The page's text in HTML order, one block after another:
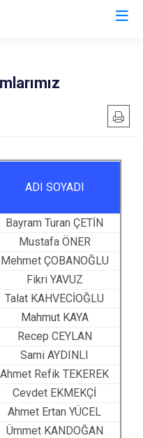
ADI SOYADI
Bayram Turan ÇETİN
Mustafa ÖNER
Mehmet ÇOBANOĞLU
Fikri YAVUZ
Talat KAHVECİOĞLU
Mahmut KAYA
Recep CEYLAN
Sami AYDINLI
Ahmet Refik TEKEREK
Cevdet EKMEKÇİ
Ahmet Ertan YÜCEL
Ümmet KANDOĞAN